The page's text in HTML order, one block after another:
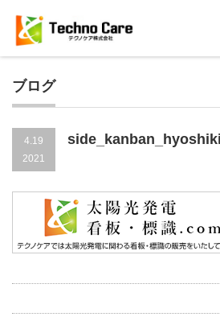
ブログ
4.19
2021
side_kanban_hyoshiki